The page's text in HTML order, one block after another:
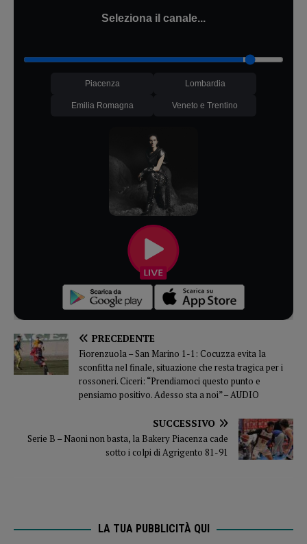
Seleziona il canale...
Piacenza Lombardia
Emilia Romagna Veneto e Trentino
PRECEDENTE
Fiorenzuola – San Marino 1-1: Cocuzza evita la
sconfitta nel finale, situazione che resta tragica per i
rossoneri. Ciceri: “Prendiamoci questo punto e
pensiamo positivo. Adesso sta a noi” – AUDIO
SUCCESSIVO
Serie B – Naoni non basta, la Bakery Piacenza cade
sotto i colpi di Agrigento 81-91
LA TUA PUBBLICITÀ QUI